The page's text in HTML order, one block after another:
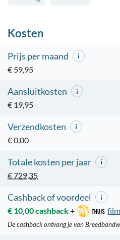
Kosten
Prijs per maand
€ 59,95
Aansluitkosten
€ 19,95
Verzendkosten
€ 0,00
Totale kosten per jaar
€ 729,35
Cashback of voordeel
€ 10,00 cashback+
De cashback ontvang je van